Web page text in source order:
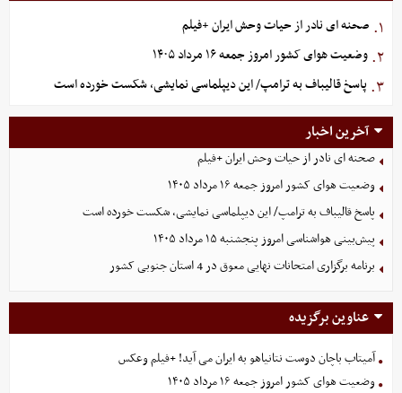
۱. صحنه ای نادر از حیات وحش ایران +فیلم
۲. وضعیت هوای کشور امروز جمعه ۱۶ مرداد ۱۴۰۵
۳. پاسخ قالیباف به ترامپ/ این دیپلماسی نمایشی، شکست خورده است
آخرین اخبار
صحنه ای نادر از حیات وحش ایران +فیلم
وضعیت هوای کشور امروز جمعه ۱۶ مرداد ۱۴۰۵
پاسخ قالیباف به ترامپ/ این دیپلماسی نمایشی، شکست خورده است
پیش‌بینی هواشناسی امروز پنجشنبه ۱۵ مرداد ۱۴۰۵
برنامه برگزاری امتحانات نهایی معوق در 4 استان جنوبی کشور
عناوین برگزیده
آمیتاب باچان دوست نتانیاهو به ایران می آید! +فیلم وعکس
وضعیت هوای کشور امروز جمعه ۱۶ مرداد ۱۴۰۵